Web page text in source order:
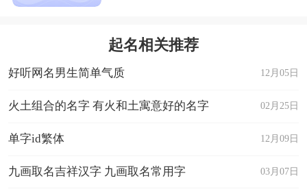
起名相关推荐
12月05日
好听网名男生简单气质
02月25日
火土组合的名字 有火和土寓意好的名字
12月09日
单字id繁体
03月07日
九画取名吉祥汉字 九画取名常用字